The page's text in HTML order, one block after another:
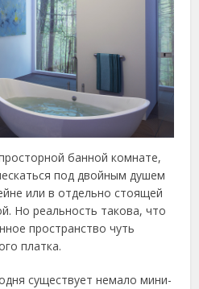
банной комнате,
под двойным душем
или в отдельно стоящей
Но реальность такова, что
пространство чуть
платка.
существует немало мини-